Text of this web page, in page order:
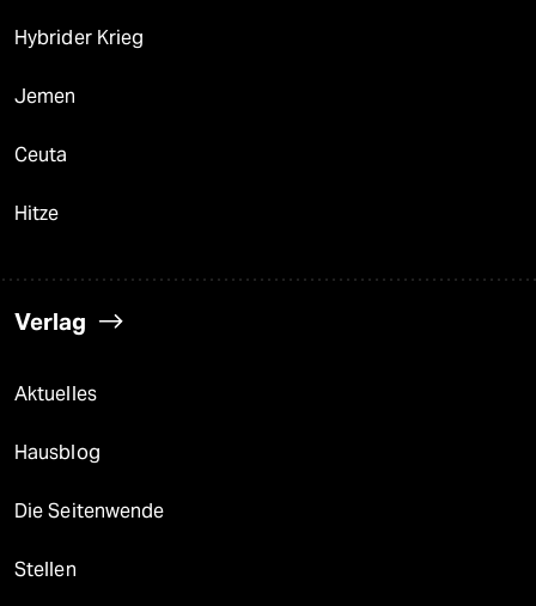
Hybrider Krieg
Jemen
Ceuta
Hitze
Verlag
Aktuelles
Hausblog
Die Seitenwende
Stellen